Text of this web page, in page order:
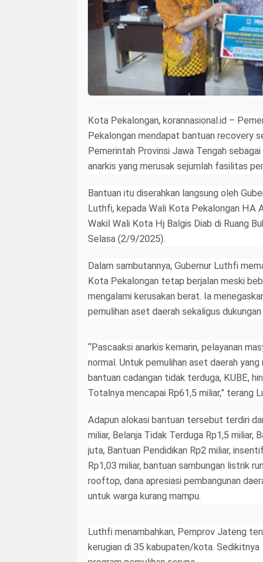
Kota Pekalongan, korannasional.id –
Pekalongan mendapat bantuan recovery
Pemerintah Provinsi Jawa Tengah
anarkis yang merusak sejumlah fasilitas
Bantuan itu diserahkan langsung oleh
Luthfi, kepada Wali Kota Pekalongan HA
Wakil Wali Kota Hj Balgis Diab di Ruang
Selasa (2/9/2025).
Dalam sambutannya, Gubernur Luthfi
Kota Pekalongan tetap berjalan meski
mengalami kerusakan berat. Ia
pemulihan aset daerah sekaligus
“Pascaaksi anarkis kemarin, pelayanan
normal. Untuk pemulihan aset daerah
bantuan cadangan tidak terduga, KUBE,
Totalnya mencapai Rp61,5 miliar,” terang
Adapun alokasi bantuan tersebut terdiri
miliar, Belanja Tidak Terduga Rp1,5 miliar,
juta, Bantuan Pendidikan Rp2 miliar,
Rp1,03 miliar, bantuan sambungan listrik
rooftop, dana apresiasi pembangunan
untuk warga kurang mampu.
Luthfi menambahkan, Pemprov Jateng
kerugian di 35 kabupaten/kota. Sedikitnya